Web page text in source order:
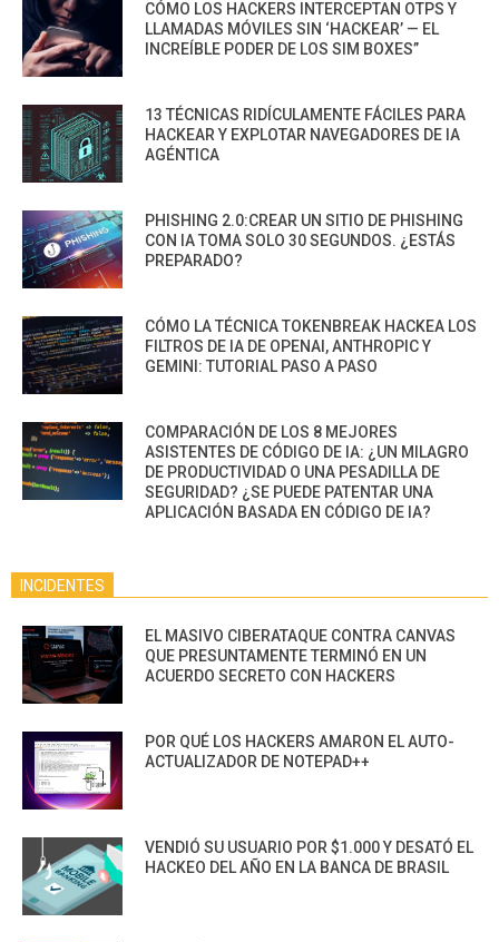
CÓMO LOS HACKERS INTERCEPTAN OTPS Y
LLAMADAS MÓVILES SIN ‘HACKEAR’ — EL
INCREÍBLE PODER DE LOS SIM BOXES”
13 TÉCNICAS RIDÍCULAMENTE FÁCILES PARA
HACKEAR Y EXPLOTAR NAVEGADORES DE IA
AGÉNTICA
PHISHING 2.0:CREAR UN SITIO DE PHISHING
CON IA TOMA SOLO 30 SEGUNDOS. ¿ESTÁS
PREPARADO?
CÓMO LA TÉCNICA TOKENBREAK HACKEA LOS
FILTROS DE IA DE OPENAI, ANTHROPIC Y
GEMINI: TUTORIAL PASO A PASO
COMPARACIÓN DE LOS 8 MEJORES
ASISTENTES DE CÓDIGO DE IA: ¿UN MILAGRO
DE PRODUCTIVIDAD O UNA PESADILLA DE
SEGURIDAD? ¿SE PUEDE PATENTAR UNA
APLICACIÓN BASADA EN CÓDIGO DE IA?
INCIDENTES
EL MASIVO CIBERATAQUE CONTRA CANVAS
QUE PRESUNTAMENTE TERMINÓ EN UN
ACUERDO SECRETO CON HACKERS
POR QUÉ LOS HACKERS AMARON EL AUTO-
ACTUALIZADOR DE NOTEPAD++
VENDIÓ SU USUARIO POR $1.000 Y DESATÓ EL
HACKEO DEL AÑO EN LA BANCA DE BRASIL